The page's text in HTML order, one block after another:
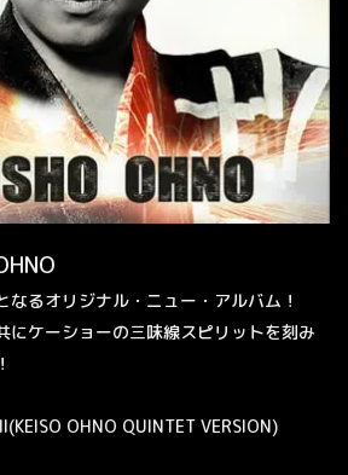
なるオリジナル・ニュー・アルバム！
にケーショーの三味線スピリットを刻み
(KEISO OHNO QUINTET VERSION)